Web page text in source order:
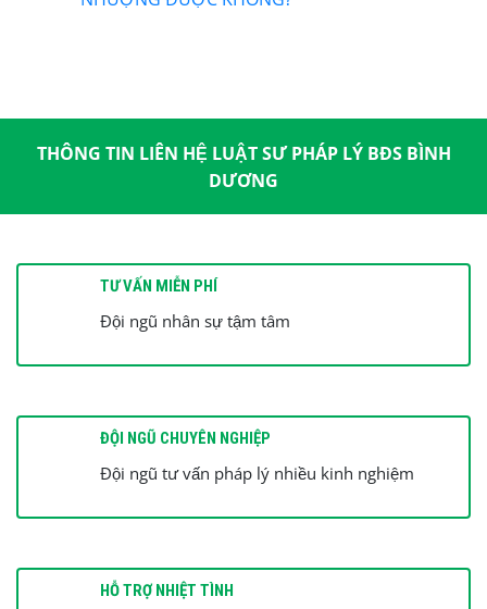
THÔNG TIN LIÊN HỆ LUẬT SƯ PHÁP LÝ BĐS BÌNH
DƯƠNG
TƯ VẤN MIỄN PHÍ
Đội ngũ nhân sự tậm tâm
ĐỘI NGŨ CHUYÊN NGHIỆP
Đội ngũ tư vấn pháp lý nhiều kinh nghiệm
HỖ TRỢ NHIỆT TÌNH